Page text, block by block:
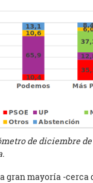
de diciembre
gran mayoría -cerca